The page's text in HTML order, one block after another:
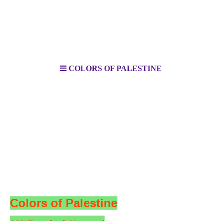
COLORS OF PALESTINE
Colors of Palestine